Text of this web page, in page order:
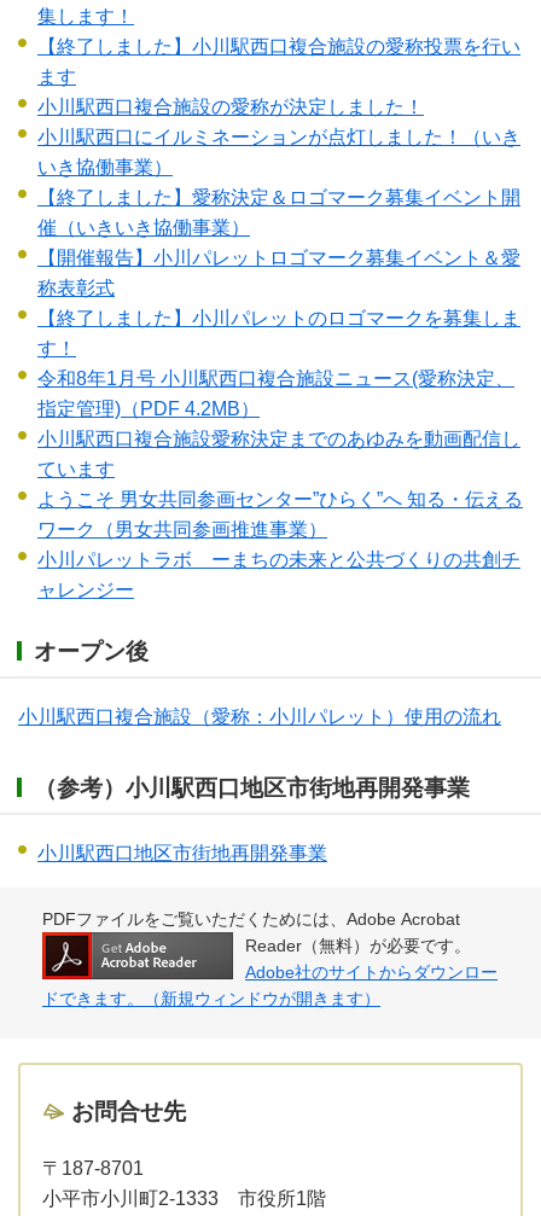
集します！
【終了しました】小川駅西口複合施設の愛称投票を行い
ます
小川駅西口複合施設の愛称が決定しました！
小川駅西口にイルミネーションが点灯しました！（いき
いき協働事業）
【終了しました】愛称決定＆ロゴマーク募集イベント開
催（いきいき協働事業）
【開催報告】小川パレットロゴマーク募集イベント＆愛
称表彰式
【終了しました】小川パレットのロゴマークを募集しま
す！
令和8年1月号 小川駅西口複合施設ニュース(愛称決定、
指定管理) （PDF 4.2MB）
小川駅西口複合施設愛称決定までのあゆみを動画配信し
ています
ようこそ 男女共同参画センター”ひらく”へ 知る・伝える
ワーク（男女共同参画推進事業）
小川パレットラボ ーまちの未来と公共づくりの共創チ
ャレンジー
オープン後
小川駅西口複合施設（愛称：小川パレット）使用の流れ
（参考）小川駅西口地区市街地再開発事業
小川駅西口地区市街地再開発事業
PDFファイルをご覧いただくためには、Adobe Acrobat
Reader（無料）が必要です。
Adobe社のサイトからダウンロー
ドできます。（新規ウィンドウが開きます）
お問合せ先
〒187-8701
小平市小川町2-1333 市役所1階